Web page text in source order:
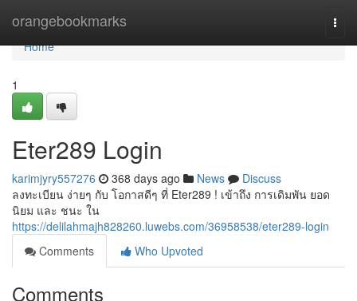
orangebookmarks
Home
Home
1
Eter289 Login
karimjyry557276 368 days ago News
Discuss
ลงทะเบียน ง่ายๆ กับ โอกาสดีๆ ที่ Eter289 ! เข้าถึง การเดิมพัน ยอด
นิยม และ ชนะ ใน
https://delilahmajh828260.luwebs.com/36958538/eter289-login
Comments
Who Upvoted
Comments